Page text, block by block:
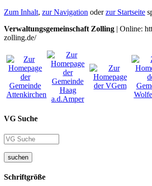
Zum Inhalt, zur Navigation oderzur Startseite
Verwaltungsgemeinschaft Zolling | Online:
zolling.de/
VG Suche
suchen
Schriftgröße